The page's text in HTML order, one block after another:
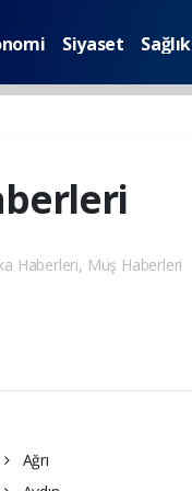
Siyaset Sağlık
Haberleri, Muş Haberleri
Ağrı